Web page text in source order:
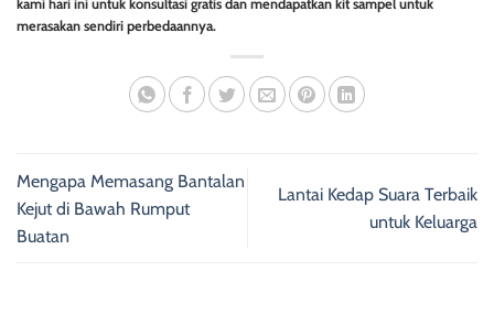
kami hari ini untuk konsultasi gratis dan mendapatkan kit sampel untuk
merasakan sendiri perbedaannya.
Mengapa Memasang Bantalan
Kejut di Bawah Rumput
Buatan
Lantai Kedap Suara Terbaik
untuk Keluarga